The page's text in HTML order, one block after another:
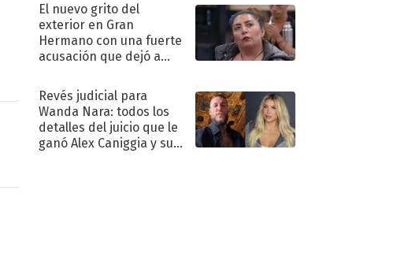
El nuevo grito del
exterior en Gran
Hermano con una fuerte
acusación que dejó a
"Traidora"
Revés judicial para
Wanda Nara: todos los
detalles del juicio que le
ganó Alex Caniggia y sus